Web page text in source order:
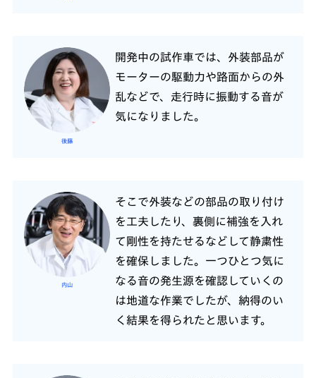
後藤
開発中の試作車では、外装部品が
モーターの駆動力や路面からの外
乱などで、走行時に振動する音が
気になりました。
内山
そこで外装などの部品の取り付け
を工夫したり、裏側に補強を入れ
て剛性を持たせるなどして静粛性
を確保しました。一つひとつ気に
なる音の発生源を確認していくの
は地道な作業でしたが、納得のい
く結果を得られたと思います。